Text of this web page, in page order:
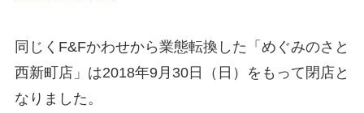
同じくF&Fかわせから業態転換した「めぐみのさと
西新町店」は2018年9月30日（日）をもって閉店と
なりました。